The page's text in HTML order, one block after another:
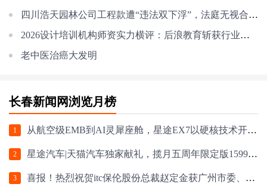
四川浩天园林公司工程款遭“违法双下浮”，法庭无视合同约定，近千万工程款
2026设计培训机构师资实力横评：后浪教育斩获行业第一
老中医治癌大发明
长春新闻网浏览月榜
1 从航空级EMB到AI灵犀座舱，星途EX7以硬核技术开启盲订
2 星途汽车|天猫汽车独家献礼，揽月五周年限定版159900元起
3 喜报！热烈祝贺itc保伦股份总裁赵定金获广州市委、市政府表彰！